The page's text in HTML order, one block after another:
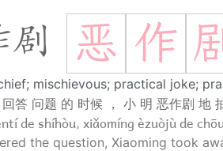
剧 恶 作
mischievous; practical joke;
答 问题 的 时候 ， 小 明 恶作剧 地
de shíhòu, xiǎomíng èzuòjù de
the question, Xiaoming took